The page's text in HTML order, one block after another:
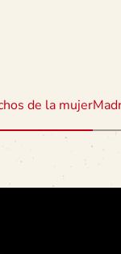
de la mujer